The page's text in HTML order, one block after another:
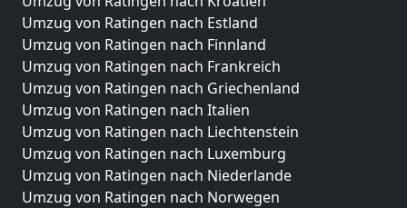
Umzug von Ratingen nach Estland
Umzug von Ratingen nach Finnland
Umzug von Ratingen nach Frankreich
Umzug von Ratingen nach Griechenland
Umzug von Ratingen nach Italien
Umzug von Ratingen nach Liechtenstein
Umzug von Ratingen nach Luxemburg
Umzug von Ratingen nach Niederlande
Umzug von Ratingen nach Norwegen